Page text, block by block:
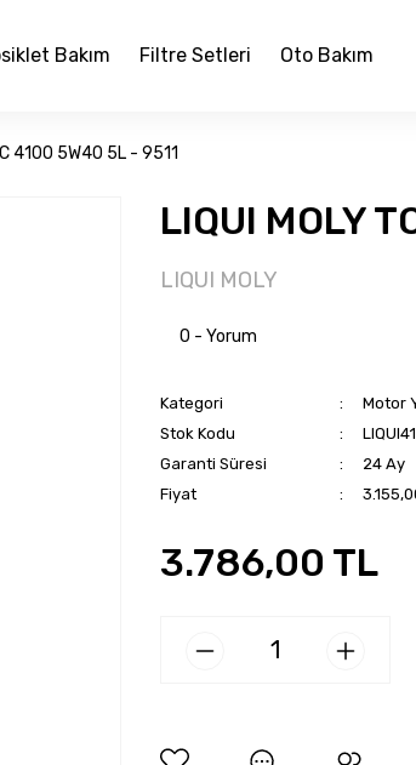
Bakım Filtre Setleri Oto Bakım
4100 5W40 5L - 9511
LIQUI MOLY
LIQUI MOLY
0 - Yorum
Kategori
Motor
Stok Kodu
Garanti Süresi
24 Ay
Fiyat
3.786,00 TL